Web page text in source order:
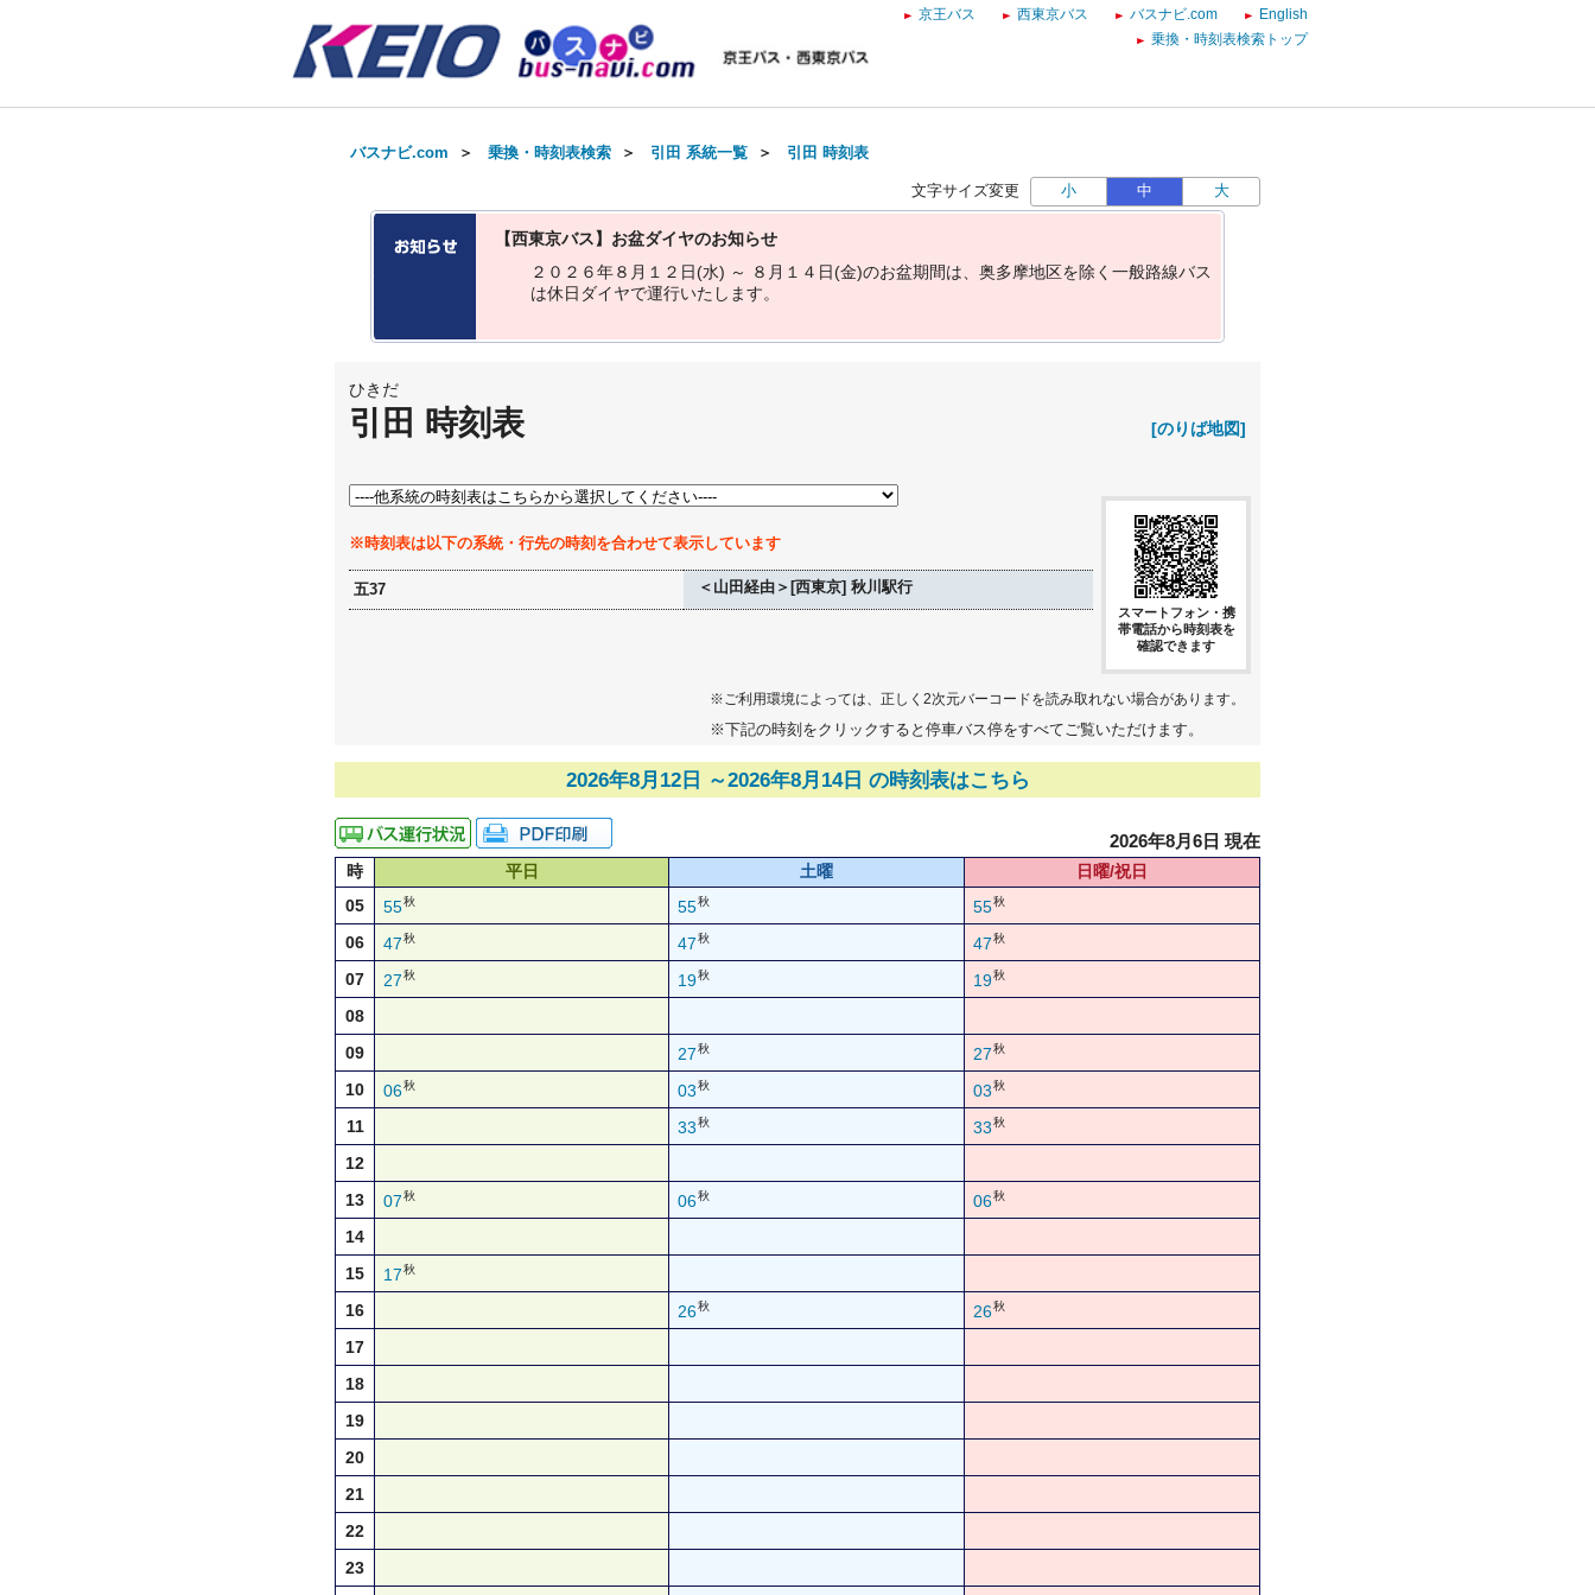
京王バス 西東京バス バスナビ.com
English
乗換・時刻表検索トップ
バスナビ.com ＞ 乗換・時刻表検索 ＞ 引田 系統一覧 ＞ 引田 時刻表
文字サイズ変更 小 中 大
【西東京バス】お盆ダイヤのお知らせ
２ ０ ２ ６年８ 月 １ ２ 日(水) ～ ８ 月 １ ４ 日(金)のお盆期間は 奥多摩地区を除 く 一般路線バス
は休日 ダイヤで運行いた し ます。
ひきだ
引田 時刻表 [のりば地図]
※時刻表は以下の系統・行先の時刻を合わせて表示しています
五37 ＜山田経由＞[西東京] 秋川駅行
スマートフォン・携
帯電話から時刻表を
確認できます
※ご利用環境によっては、正しく2次元バーコードを読み取れない場合があります。
※下記の時刻をクリックすると停車バス停をすべてご覧いただけます。
2026年8月12日 ～2026年8月14日 の時刻表はこちら
2026年8月6日 現在
時 平日 土曜
日曜/祝日
05
55秋 55秋 55秋
06 47秋 47秋 47秋
07 27秋 19秋 19秋
08
09
27秋 27秋
10 06秋 03秋 03秋
11 33秋 33秋
12
13
07秋 06秋 06秋
14
15
17秋
16 26秋 26秋
17
18
19
20
21
22
23